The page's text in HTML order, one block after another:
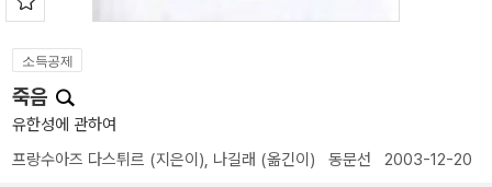
소득공제
죽음
유한성에 관하여
프랑수아즈 다스튀르 (지은이), 나길래 (옮긴이) 동문선 2003-12-20